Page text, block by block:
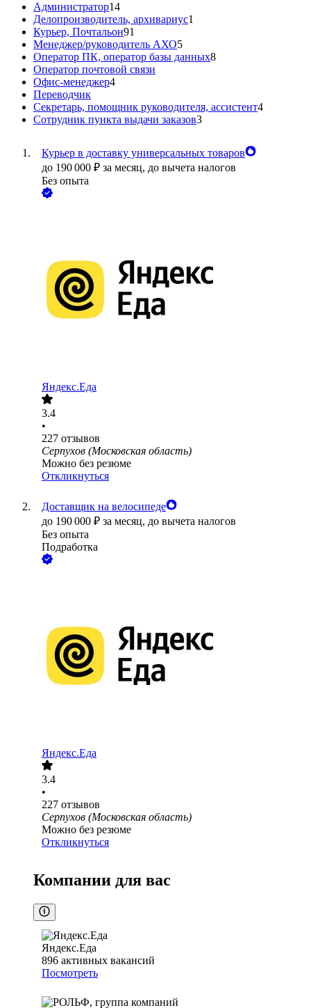
Администратор14
Делопроизводитель, архивариус1
Курьер, Почтальон91
Менеджер/руководитель АХО5
Оператор ПК, оператор базы данных8
Оператор почтовой связи
Офис-менеджер4
Переводчик
Секретарь, помощник руководителя, ассистент4
Сотрудник пункта выдачи заказов3
Курьер в доставку универсальных товаров
до 190 000 ₽ за месяц, до вычета налогов
Без опыта
Яндекс.Еда
3.4
•
227 отзывов
Серпухов (Московская область)
Можно без резюме
Откликнуться
Доставщик на велосипеде
до 190 000 ₽ за месяц, до вычета налогов
Без опыта
Подработка
Яндекс.Еда
3.4
•
227 отзывов
Серпухов (Московская область)
Можно без резюме
Откликнуться
Компании для вас
Яндекс.Еда
896 активных вакансий
Посмотреть